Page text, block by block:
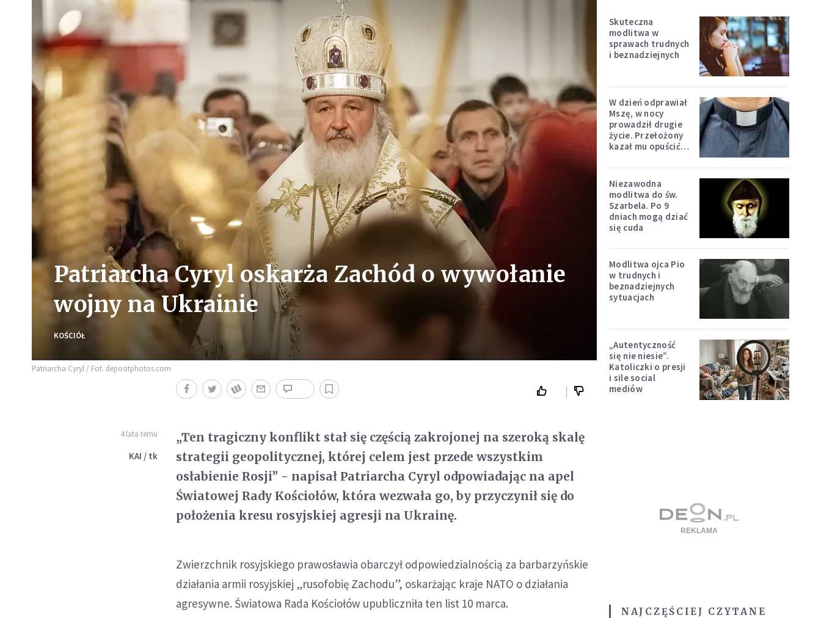
Patriarcha Cyryl oskarża Zachód o wywołanie
wojny na Ukrainie
KOŚCIÓŁ
Patriarcha Cyryl / Fot. depositphotos.com
4 lata temu
KAI / tk
„Ten tragiczny konflikt stał się częścią zakrojonej na szeroką skalę
strategii geopolitycznej, której celem jest przede wszystkim
osłabienie Rosji” - napisał Patriarcha Cyryl odpowiadając na apel
Światowej Rady Kościołów, która wezwała go, by przyczynił się do
położenia kresu rosyjskiej agresji na Ukrainę.
Zwierzchnik rosyjskiego prawosławia obarczył odpowiedzialnością za barbarzyńskie
działania armii rosyjskiej „rusofobię Zachodu”, oskarżając kraje NATO o działania
agresywne. Światowa Rada Kościołów upubliczniła ten list 10 marca.
Skuteczna
modlitwa w
sprawach trudnych
i beznadziejnych
W dzień odprawiał
Mszę, w nocy
prowadził drugie
życie. Przełożony
kazał mu opuścić
Niezawodna
modlitwa do św.
Szarbela. Po 9
dniach mogą dziać
się cuda
Modlitwa ojca Pio
w trudnych i
beznadziejnych
sytuacjach
„Autentyczność
się nie niesie”.
Katoliczki o presji
i sile social
mediów
NAJCZĘŚCIEJ CZYTANE